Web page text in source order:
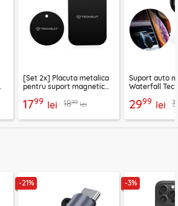
[Set 2x] Placuta metalica
pentru suport magnetic
negru
1799 lei 1899 lei
Suport auto
Waterfall
2999 lei
-21% -3%